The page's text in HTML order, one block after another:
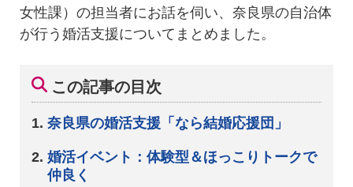
女性課）の担当者にお話を伺い、奈良県の自治体
が行う婚活支援についてまとめました。
この記事の目次
奈良県の婚活支援「なら結婚応援団」
婚活イベント：体験型＆ほっこりトークで
仲良く